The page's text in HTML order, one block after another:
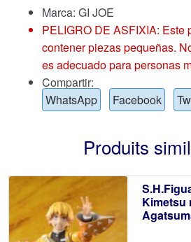
Marca: GI JOE
PELIGRO DE ASFIXIA: Este
contener piezas pequeñas.
es adecuado para personas
Compartir:
WhatsApp
Facebook
Produits
Kimetsu